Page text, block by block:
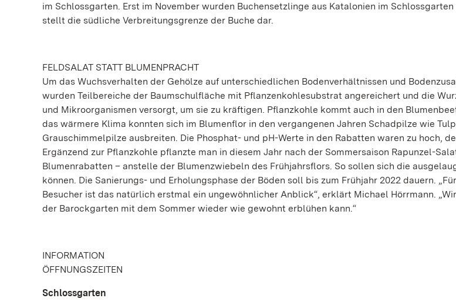
im Schlossgarten. Erst im November wurden Buchensetzlinge aus Katalonien im
stellt die südliche Verbreitungsgrenze der Buche dar.
FELDSALAT STATT BLUMENPRACHT
Um das Wuchsverhalten der Gehölze auf unterschiedlichen Bodenverhältnissen und
wurden Teilbereiche der Baumschulfläche mit Pflanzenkohlesubstrat angereichert und die
und Mikroorganismen versorgt, um sie zu kräftigen. Pflanzkohle kommt auch in den
das wärmere Klima konnten sich im Blumenflor in den vergangenen Jahren Schadpilze wie
Grauschimmelpilze ausbreiten. Die Phosphat- und pH-Werte in den Rabatten waren zu hoch,
Ergänzend zur Pflanzkohle pflanzte man in diesem Jahr nach der Sommersaison Rapunzel-
Blumenrabatten – anstelle der Blumenzwiebeln des Frühjahrsflors. So sollen sich die
können. Die Sanierungs- und Erholungsphase der Böden soll bis zum Frühjahr 2022 dauern.
Besucher ist das natürlich erstmal ein ungewöhnlicher Anblick“, erklärt Michael Hörrmann.
der Barockgarten mit dem Sommer wieder wie gewohnt erblühen kann.“
INFORMATION
ÖFFNUNGSZEITEN
Schlossgarten